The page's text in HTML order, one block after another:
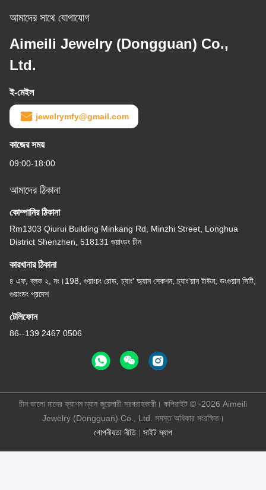
আমাদের সাথে যোগাযোগ
Aimeili Jewelry (Dongguan) Co.,
Ltd.
ই-মেইল
jewelrymfy@gmail.com
কাজের সময়
09:00-18:00
আমাদের ঠিকানা
কোম্পানির ঠিকানা
Rm1303 Qiurui Building Minkang Rd, Minzhi Street, Longhua
District Shenzhen, 518131 গুয়াংডং চীন
কারখানার ঠিকানা
৪ এফ, ব্লক ২, নং।198, গুয়াংচং রোড, চ্যাং' অ্যান সেকশন, চ্যাং'য়ান টাউন, ডংগুয়ান সিটি,
গুয়াংডং প্রদেশ
টেলিফোন
86--139 2467 0506
গোপনীয়তা নীতি| সাইট ম্যাপ
চীন ভালো মানের ফ্যাশন ম্যান জুয়েলারী সরবরাহকারী। কপিরাইট © -2026 Aimeili
Jewelry (Dongguan) Co., Ltd. সমস্ত অধিকার সংরক্ষিত।